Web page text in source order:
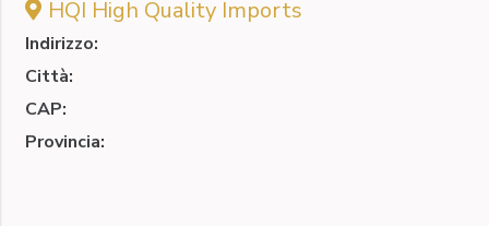
HQI High Quality Imports
Indirizzo:
Città:
CAP:
Provincia: